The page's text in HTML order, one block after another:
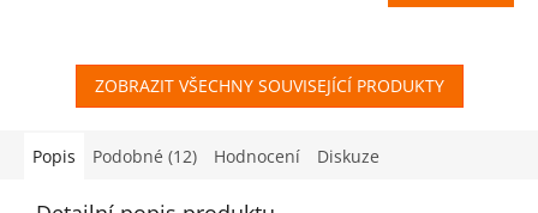
ZOBRAZIT VŠECHNY SOUVISEJÍCÍ PRODUKTY
Popis Podobné (12) Hodnocení Diskuze